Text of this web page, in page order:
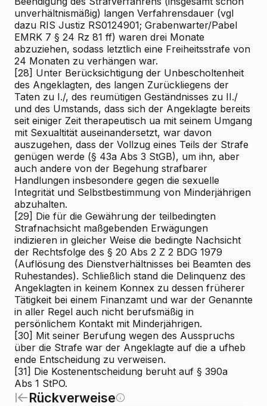
unverhältnismäßig) langen Verfahrensdauer (vgl
dazu RIS Justiz RS0124901; Grabenwarter/Pabel
EMRK 7 § 24 Rz 81 ff) waren drei Monate
abzuziehen, sodass letztlich eine Freiheitsstrafe von
24 Monaten zu verhängen war.
[28] Unter Berücksichtigung der Unbescholtenheit
des Angeklagten, des langen Zurückliegens der
Taten zu I./, des reumütigen Geständnisses zu II./
und des Umstands, dass sich der Angeklagte bereits
seit einiger Zeit therapeutisch ua mit seinem Umgang
mit Sexualtität auseinandersetzt, war davon
auszugehen, dass der Vollzug eines Teils der Strafe
genügen werde (§ 43a Abs 3 StGB), um ihn, aber
auch andere von der Begehung strafbarer
Handlungen insbesondere gegen die sexuelle
Integrität und Selbstbestimmung von Minderjährigen
abzuhalten.
[29] Die für die Gewährung der teilbedingten
Strafnachsicht maßgebenden Erwägungen
indizieren in gleicher Weise die bedingte Nachsicht
der Rechtsfolge des § 20 Abs 2 Z 2 BDG 1979
(Auflösung des Dienstverhältnisses bei Beamten des
Ruhestandes). Schließlich stand die Delinquenz des
Angeklagten in keinem Konnex zu dessen früherer
Tätigkeit bei einem Finanzamt und war der Genannte
in aller Regel auch nicht berufsmäßig in
persönlichem Kontakt mit Minderjährigen.
[30] Mit seiner Berufung wegen des Ausspruchs
über die Strafe war der Angeklagte auf die a ufheb
ende Entscheidung zu verweisen.
[31] Die Kostenentscheidung beruht auf § 390a
Abs 1 StPO.
Rückverweise